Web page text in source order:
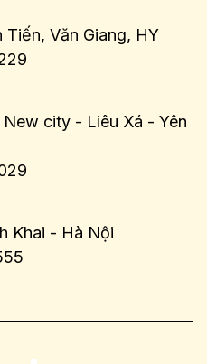
Tiến, Văn Giang, HY
city - Liêu Xá - Yên
Khai - Hà Nội